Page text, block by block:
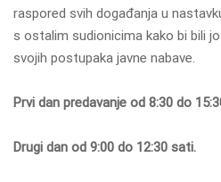
raspored svih događanja u
s ostalim sudionicima kako bi bili
svojih postupaka javne nabave.
Prvi dan predavanje od 8:30 do
Drugi dan od 9:00 do 12:30 sati.